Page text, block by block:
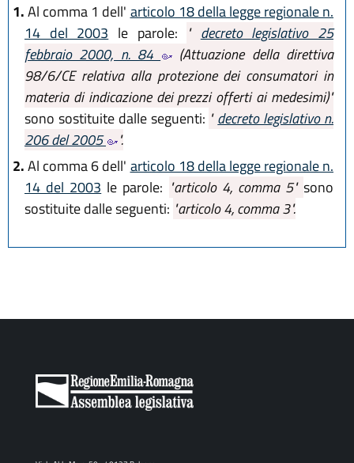
1.Al comma 1 dell' articolo 18 della legge regionale n.
14 del 2003 le parole: " decreto legislativo 25
febbraio 2000, n. 84
(Attuazione della direttiva
98/6/CE relativa alla protezione dei consumatori in
materia di indicazione dei prezzi offerti ai medesimi)"
sono sostituite dalle seguenti: "decreto legislativo n.
206 del 2005
".
2.Al comma 6 dell' articolo 18 della legge regionale n.
14 del 2003 le parole: "articolo 4, comma 5"sono
sostituite dalle seguenti: "articolo 4, comma 3".